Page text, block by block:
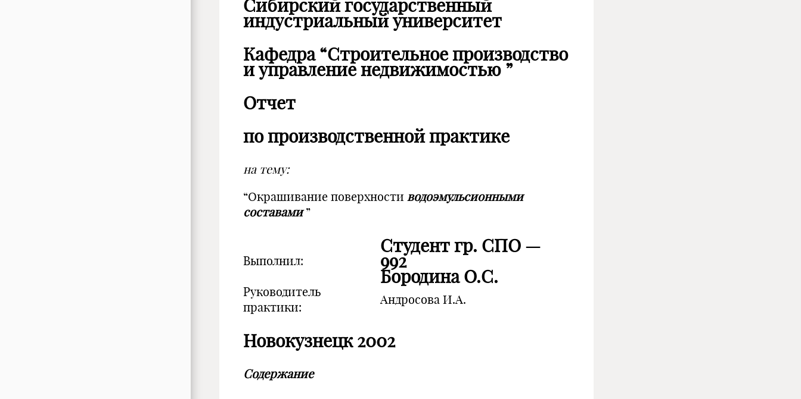
Сибирский государственный
индустриальный университет
Кафедра “Строительное производство
и управление недвижимостью ”
Отчет
по производственной практике
на тему:
“Окрашивание поверхности водоэмульсионными
составами ”
Выполнил:
Студент гр. СПО —
992
Бородина О.С.
Руководитель
практики:
Андросова И.А.
Новокузнецк 2002
Содержание